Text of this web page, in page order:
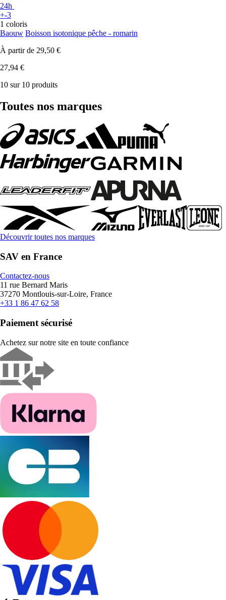
24h
+-3
1 coloris
Baouw Boisson isotonique pêche - romarin
À partir de 29,50 €
27,94 €
10 sur 10 produits
Toutes nos marques
Découvrir toutes nos marques
SAV en France
Contactez-nous
11 rue Bernard Maris
37270 Montlouis-sur-Loire, France
+33 1 86 47 62 58
Paiement sécurisé
Achetez sur notre site en toute confiance